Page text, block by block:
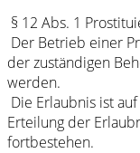
§ 12 Abs. 1
Der Betrieb einer
der zuständigen
werden.
Die Erlaubnis ist
Erteilung der
fortbestehen.